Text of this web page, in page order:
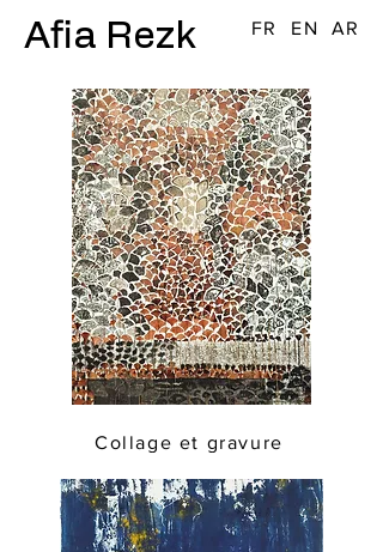
Afia Rezk FR EN AR
Collage et gravure